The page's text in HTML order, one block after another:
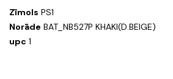
Zīmols PS1
Norāde BAT_NB527P KHAKI(D.BEIGE)
upc 1